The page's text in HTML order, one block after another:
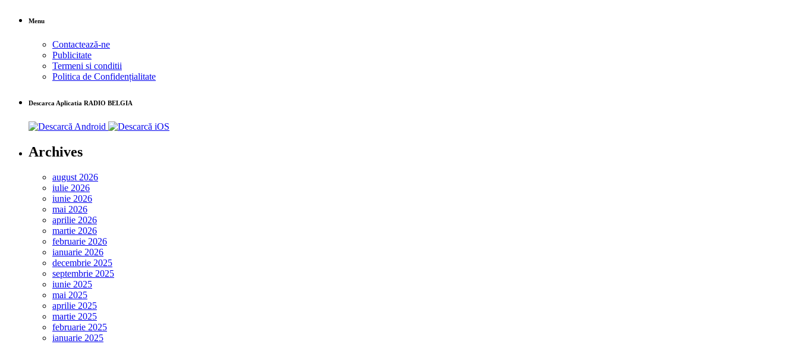
Menu
Contactează-ne
Publicitate
Termeni si conditii
Politica de Confidențialitate
Descarca Aplicatia RADIO BELGIA
Archives
august 2026
iulie 2026
iunie 2026
mai 2026
aprilie 2026
martie 2026
februarie 2026
ianuarie 2026
decembrie 2025
septembrie 2025
iunie 2025
mai 2025
aprilie 2025
martie 2025
februarie 2025
ianuarie 2025